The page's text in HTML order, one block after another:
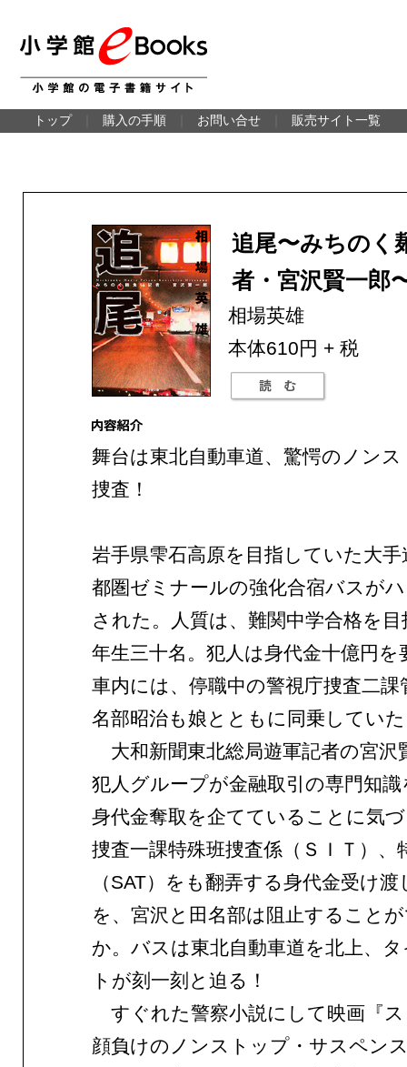
トップ 購入の手順 お問い合せ 販売サイト一覧
追尾〜みちのく
者・宮沢賢一郎
相場英雄
本体610円 + 税
舞台は東北自動車道、驚愕のノン
捜査！
岩手県雫石高原を目指していた大手
都圏ゼミナールの強化合宿バスが
された。人質は、難関中学合格を
年生三十名。犯人は身代金十億円を
車内には、停職中の警視庁捜査二課
名部昭治も娘とともに同乗してい
大和新聞東北総局遊軍記者の宮沢
犯人グループが金融取引の専門知
身代金奪取を企てていることに気
捜査一課特殊班捜査係（ＳＩＴ）、
（SAT）をも翻弄する身代金受け
を、宮沢と田名部は阻止すること
か。バスは東北自動車道を北上、
トが刻一刻と迫る！
すぐれた警察小説にして映画『
顔負けのノンストップ・サスペン